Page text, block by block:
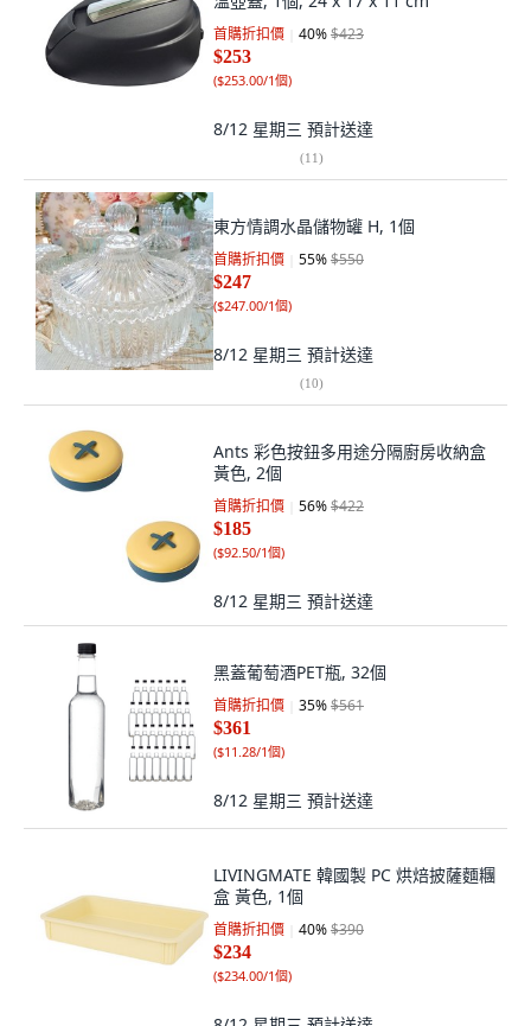
首購折扣價 40%$423
$253
($253.00/1個)
8/12 星期三 預計送達
(11)
東方情調水晶儲物罐 H, 1個
首購折扣價 55%$550
$247
($247.00/1個)
8/12 星期三 預計送達
(10)
Ants 彩色按鈕多用途分隔廚房收納盒
黃色, 2個
首購折扣價 56%$422
$185
($92.50/1個)
8/12 星期三 預計送達
黑蓋葡萄酒PET瓶, 32個
首購折扣價 35%$561
$361
($11.28/1個)
8/12 星期三 預計送達
LIVINGMATE 韓國製 PC 烘焙披薩麵糰
盒 黃色, 1個
首購折扣價 40%$390
$234
($234.00/1個)